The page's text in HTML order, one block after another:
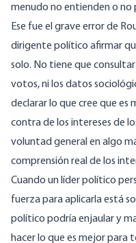
menudo no entienden o no
Ese fue el grave error de
dirigente político afirmar
solo. No tiene que
votos, ni los datos
declarar lo que cree que es
contra de los intereses de
voluntad general en algo
comprensión real de los
Cuando un líder político
fuerza para aplicarla está
político podría enjaular y
hacer lo que es mejor para